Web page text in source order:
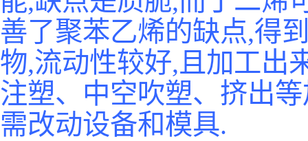
善了聚苯乙烯的缺点,得
物,流动性较好,且加工出
注塑、中空吹塑、挤出
需改动设备和模具.